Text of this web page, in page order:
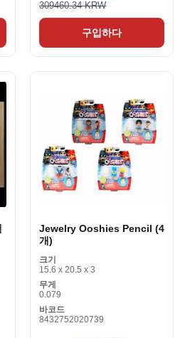
309460.34 KRW
구입하다
Jewelry Ooshies Pencil (4
개)
크기
15.6 x 20.5 x 3
무게
0.079
바코드
8432752020739